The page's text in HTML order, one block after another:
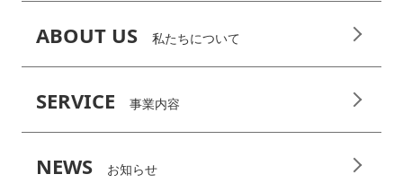
ABOUT US 私たちについて
SERVICE 事業内容
NEWS お知らせ